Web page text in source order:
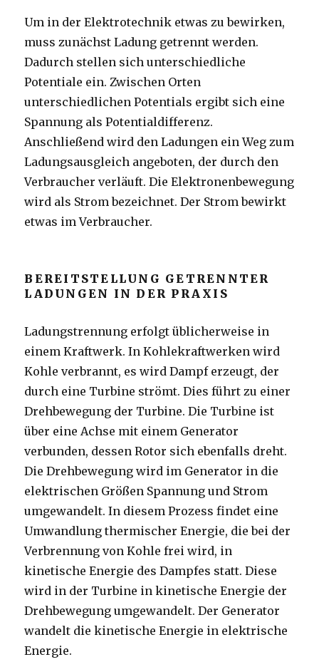
Um in der Elektrotechnik etwas zu bewirken,
muss zunächst Ladung getrennt werden.
Dadurch stellen sich unterschiedliche
Potentiale ein. Zwischen Orten
unterschiedlichen Potentials ergibt sich eine
Spannung als Potentialdifferenz.
Anschließend wird den Ladungen ein Weg zum
Ladungsausgleich angeboten, der durch den
Verbraucher verläuft. Die Elektronenbewegung
wird als Strom bezeichnet. Der Strom bewirkt
etwas im Verbraucher.
BEREITSTELLUNG GETRENNTER
LADUNGEN IN DER PRAXIS
Ladungstrennung erfolgt üblicherweise in
einem Kraftwerk. In Kohlekraftwerken wird
Kohle verbrannt, es wird Dampf erzeugt, der
durch eine Turbine strömt. Dies führt zu einer
Drehbewegung der Turbine. Die Turbine ist
über eine Achse mit einem Generator
verbunden, dessen Rotor sich ebenfalls dreht.
Die Drehbewegung wird im Generator in die
elektrischen Größen Spannung und Strom
umgewandelt. In diesem Prozess findet eine
Umwandlung thermischer Energie, die bei der
Verbrennung von Kohle frei wird, in
kinetische Energie des Dampfes statt. Diese
wird in der Turbine in kinetische Energie der
Drehbewegung umgewandelt. Der Generator
wandelt die kinetische Energie in elektrische
Energie.